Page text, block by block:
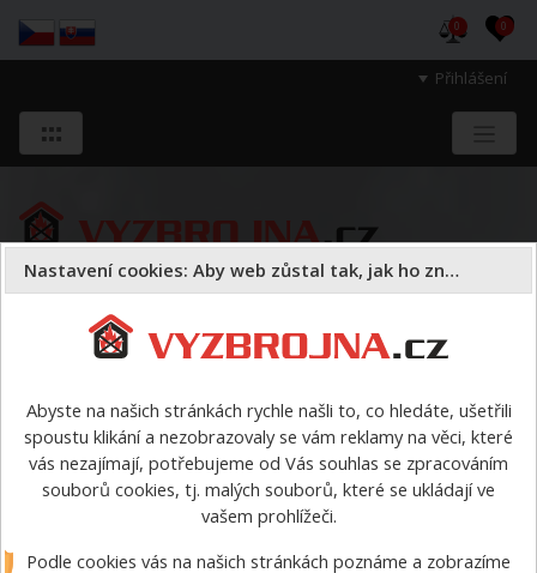
Přihlášení
0 0
a majetek druhých.
Věcná výzbroj a výstroj
Věcná výzbroj a výstroj
Nastavení cookies: Aby web zůstal tak, jak ho znáte
Abyste na našich stránkách rychle našli to, co hledáte, ušetřili
spoustu klikání a nezobrazovaly se vám reklamy na věci, které
vás nezajímají, potřebujeme od Vás souhlas se zpracováním
souborů cookies, tj. malých souborů, které se ukládají ve
vašem prohlížeči.
Podle cookies vás na našich stránkách poznáme a zobrazíme